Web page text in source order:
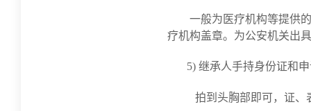
一般为医疗机构等提供
疗机构盖章。为公安机关出
5) 继承人手持身份证和
拍到头胸部即可，证、